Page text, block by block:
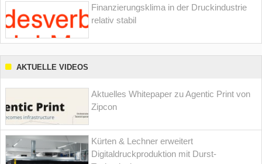
Finanzierungsklima in der Druckindustrie
relativ stabil
AKTUELLE VIDEOS
Aktuelles Whitepaper zu Agentic Print von
Zipcon
Kürten & Lechner erweitert
Digitaldruckproduktion mit Durst-